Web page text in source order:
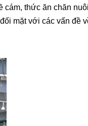
cám, thức ăn chăn
mặt với các vấn đề